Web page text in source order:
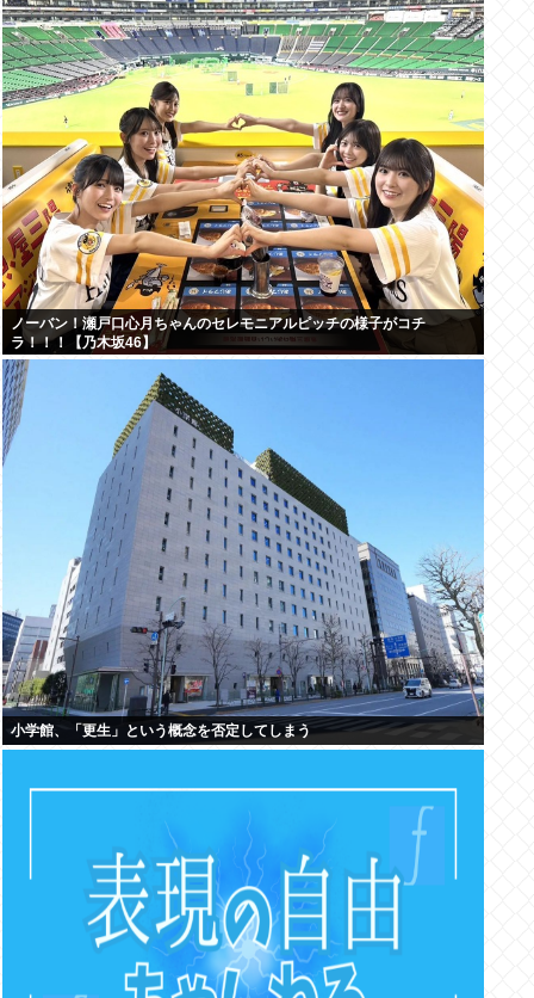
ノーバン！瀬戸口心月ちゃんのセレモニアルピッチの様子がコチ
ラ！！！【乃木坂46】
小学館、「更生」という概念を否定してしまう